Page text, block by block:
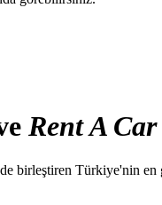
Rent A
birleştiren Türkiye'nin